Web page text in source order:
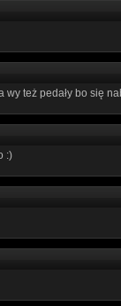
wy też pedały bo się
:)